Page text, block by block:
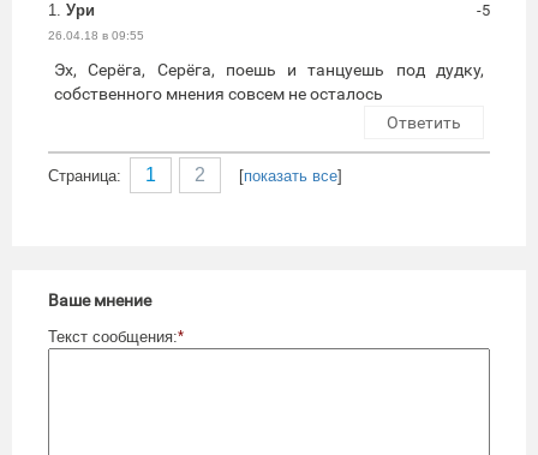
1. Ури
26.04.18 в 09:55
-5
Эх, Серёга, Серёга, поешь и танцуешь под дудку,
собственного мнения совсем не осталось
Ответить
Cтраница: 1 2 [показать все]
Ваше мнение
Текст сообщения:*